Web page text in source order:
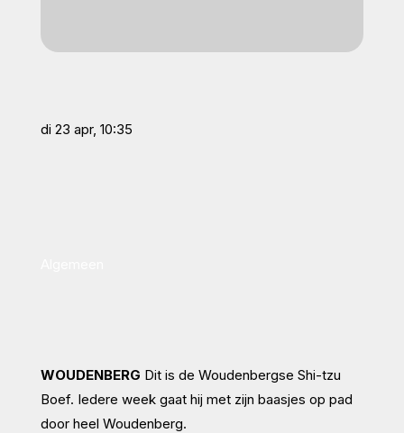
di 23 apr, 10:35
WOUDENBERG Dit is de Woudenbergse Shi-tzu
Boef. Iedere week gaat hij met zijn baasjes op pad
door heel Woudenberg.